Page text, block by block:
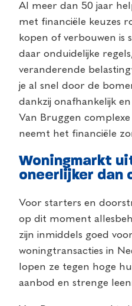
Al meer dan 50 jaar
met financiële keuzes
kopen of verbouwen is
daar onduidelijke
veranderende
je al snel door de
dankzij onafhankelijk
Van Bruggen
neemt het financiële
Woningmarkt
oneerlijker dan
Voor starters en
op dit moment
zijn inmiddels goed
woningtransacties in
lopen ze tegen hoge
aanbod en strenge